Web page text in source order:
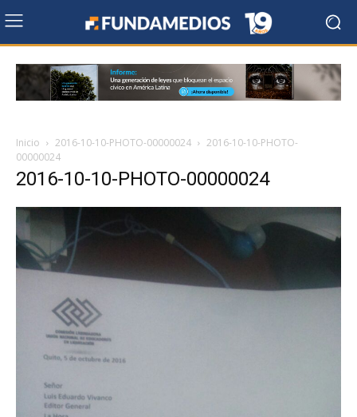
Inicio 2016-10-10-PHOTO-00000024
2016-10-10-PHOTO-
00000024
2016-10-10-PHOTO-00000024